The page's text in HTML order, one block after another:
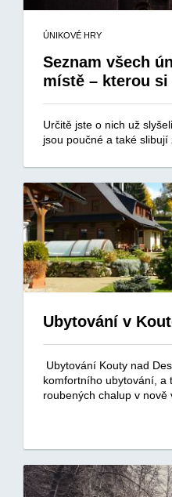
ÚNIKOVÉ HRY
Seznam všech
místě – kterou si
Určitě jste o nich už
jsou poučné a také slibují
Ubytování v
Ubytování Kouty nad
komfortního ubytování, a
roubených chalup v nově